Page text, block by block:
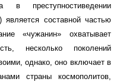
в преступностиведении
является составной частью
«чужанин» охватывает
несколько поколений
однако, оно включает в
страны космополитов,